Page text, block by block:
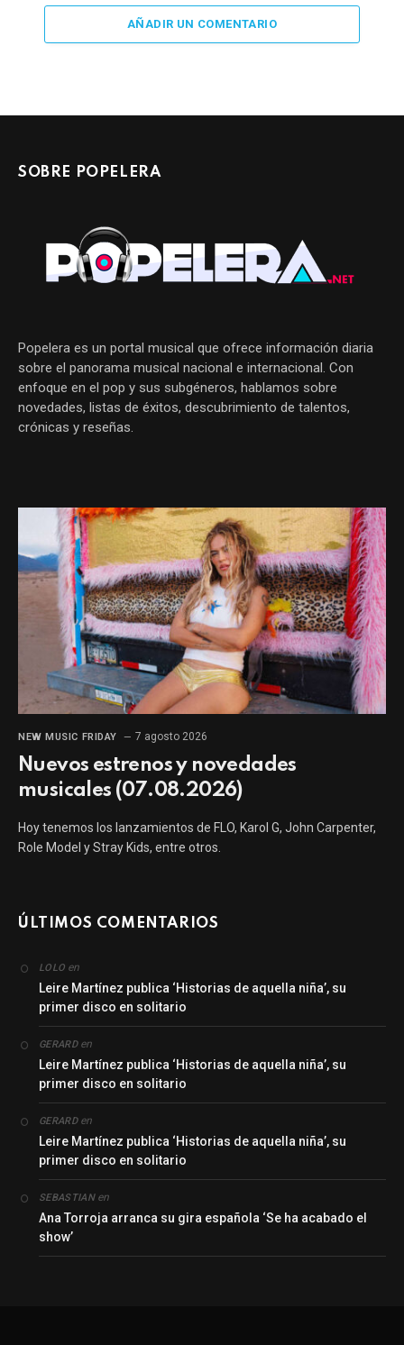
AÑADIR UN COMENTARIO
SOBRE POPELERA
Popelera es un portal musical que ofrece información diaria
sobre el panorama musical nacional e internacional. Con
enfoque en el pop y sus subgéneros, hablamos sobre
novedades, listas de éxitos, descubrimiento de talentos,
crónicas y reseñas.
NEW MUSIC FRIDAY 7 agosto 2026
Nuevos estrenos y novedades
musicales (07.08.2026)
Hoy tenemos los lanzamientos de FLO, Karol G, John Carpenter,
Role Model y Stray Kids, entre otros.
ÚLTIMOS COMENTARIOS
LOLO en
Leire Martínez publica ‘Historias de aquella niña’, su
primer disco en solitario
GERARDen
Leire Martínez publica ‘Historias de aquella niña’, su
primer disco en solitario
GERARDen
Leire Martínez publica ‘Historias de aquella niña’, su
primer disco en solitario
SEBASTIANen
Ana Torroja arranca su gira española ‘Se ha acabado el
show’